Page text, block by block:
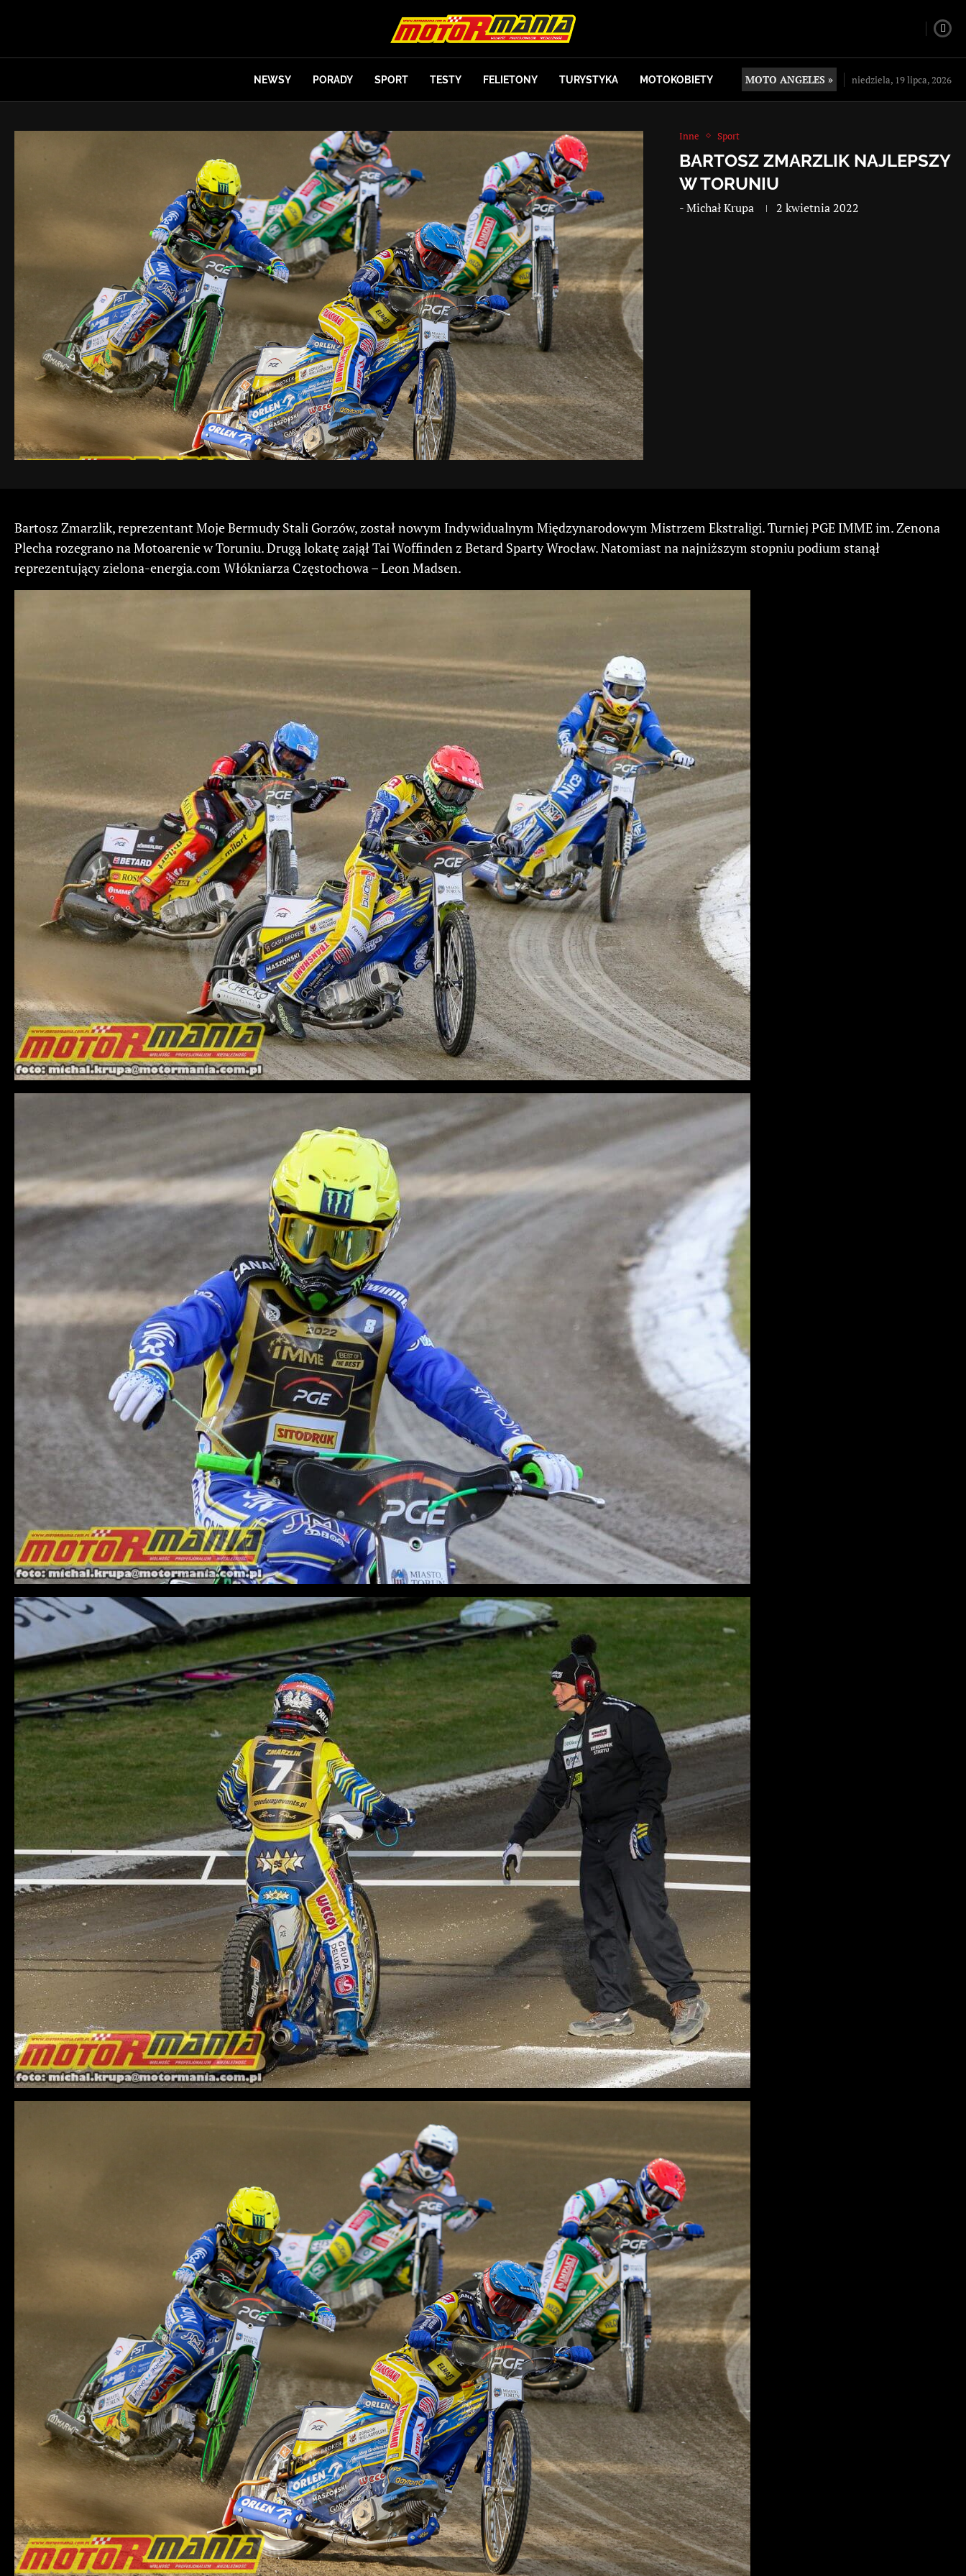
NEWSY PORADY SPORT TESTY FELIETONY TURYSTYKA MOTOKOBIETY MOTO ANGELES » niedziela, 19 lipca, 2026
Inne Sport
BARTOSZ ZMARZLIK NAJLEPSZY
W TORUNIU
-Michał Krupa 2 kwietnia 2022
Bartosz Zmarzlik, reprezentant Moje Bermudy Stali Gorzów, został nowym Indywidualnym Międzynarodowym Mistrzem Ekstraligi. Turniej PGE IMME im. Zenona
Plecha rozegrano na Motoarenie w Toruniu. Drugą lokatę zajął Tai Woffinden z Betard Sparty Wrocław. Natomiast na najniższym stopniu podium stanął
reprezentujący zielona-energia.com Włókniarza Częstochowa – Leon Madsen.